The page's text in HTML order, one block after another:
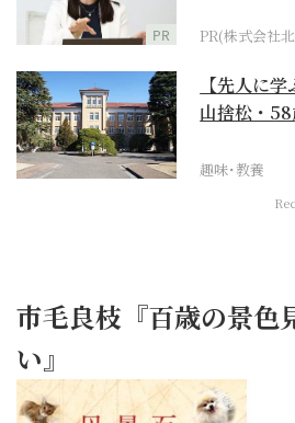
PR PR(株式会社
【先人に
山捨松・
趣味･教養
市毛良枝『百歳の景色
い』